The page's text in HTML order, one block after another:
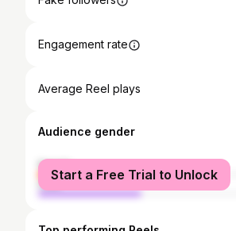
Engagement rate
Average Reel plays
Audience gender
female
male
Start a Free Trial to Unlock